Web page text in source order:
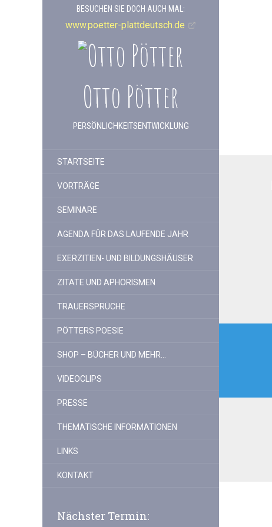
BESUCHEN SIE DOCH AUCH MAL:
www.poetter-plattdeutsch.de
Otto Pötter
PERSÖNLICHKEITSENTWICKLUNG
STARTSEITE
VORTRÄGE
SEMINARE
AGENDA FÜR DAS LAUFENDE JAHR
EXERZITIEN- UND BILDUNGSHÄUSER
ZITATE UND APHORISMEN
TRAUERSPRÜCHE
PÖTTERS POESIE
SHOP – BÜCHER UND MEHR…
VIDEOCLIPS
PRESSE
THEMATISCHE INFORMATIONEN
LINKS
KONTAKT
Nächster Termin: